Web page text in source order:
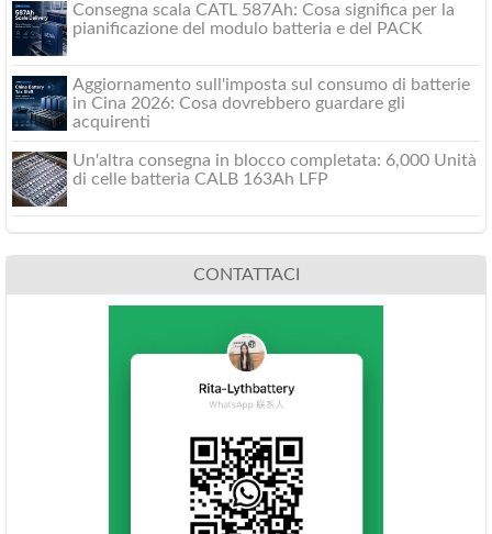
Consegna scala CATL 587Ah: Cosa significa per la
pianificazione del modulo batteria e del PACK
Aggiornamento sull'imposta sul consumo di batterie
in Cina 2026: Cosa dovrebbero guardare gli
acquirenti
Un'altra consegna in blocco completata: 6,000 Unità
di celle batteria CALB 163Ah LFP
CONTATTACI